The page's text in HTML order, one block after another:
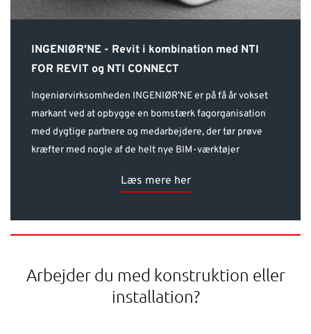
INGENIØR'NE - Revit i kombination med NTI
FOR REVIT og NTI CONNECT
Ingeniørvirksomheden INGENIØR’NE er på få år vokset
markant ved at opbygge en bomstærk fagorganisation
med dygtige partnere og medarbejdere, der tør prøve
kræfter med nogle af de helt nye BIM-værktøjer
Læs mere her
Arbejder du med konstruktion eller
installation?